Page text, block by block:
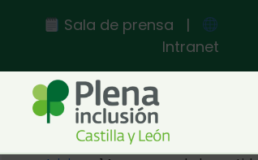
Sala de prensa |
Intranet